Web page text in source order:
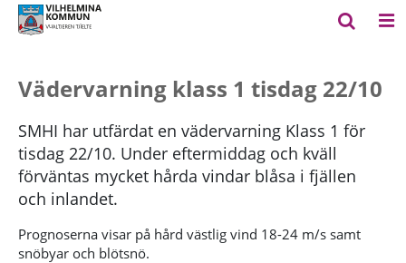
Vädervarning klass 1 tisdag 22/10
SMHI har utfärdat en vädervarning Klass 1 för
tisdag 22/10. Under eftermiddag och kväll
förväntas mycket hårda vindar blåsa i fjällen
och inlandet.
Prognoserna visar på hård västlig vind 18-24 m/s samt
snöbyar och blötsnö.